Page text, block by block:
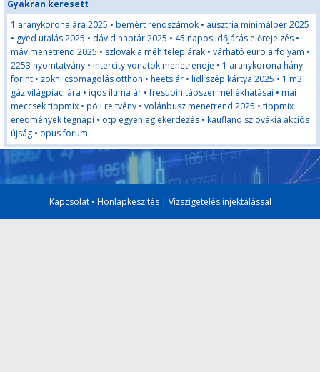
Gyakran keresett
1 aranykorona ára 2025 • bemért rendszámok • ausztria minimálbér 2025
• gyed utalás 2025 • dávid naptár 2025 • 45 napos időjárás előrejelzés •
máv menetrend 2025 • szlovákia méh telep árak • várható euro árfolyam •
2253 nyomtatvány • intercity vonatok menetrendje • 1 aranykorona hány
forint • zokni csomagolás otthon • heets ár • lidl szép kártya 2025 • 1 m3
gáz világpiaci ára • iqos iluma ár •fresubin tápszer mellékhatásai • mai
meccsek tippmix • pöli rejtvény • volánbusz menetrend 2025 • tippmix
eredmények tegnapi • otp egyenleglekérdezés • kaufland szlovákia akciós
újság • opus forum
Kapcsolat• Honlapkészítés| Vízszigetelés injektálással